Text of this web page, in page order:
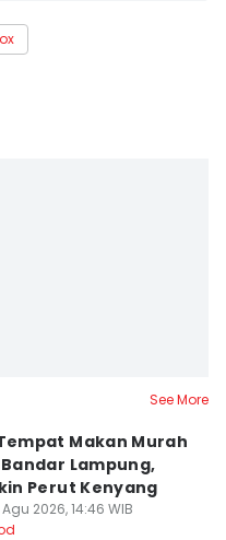
See More
Makan Murah
Lampung,
Perut Kenyang
2026, 14:46 WIB